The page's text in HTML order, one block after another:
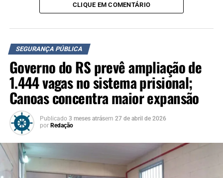
andaram acontecendo,
como roubos a pedestre e a
estabelecimentos
comerciais. E a Guarda
Municipal (GM) está hoje
aqui para reafirmar o nosso
compromisso com a
segurança e a comunidade”,
afirma o diretor da GM,
Tailor Moreira.
CLIQUE EM COMENTÁRIO
SEGURANÇA PÚBLICA
Governo do RS prevê ampliação de
1.444 vagas no sistema prisional;
Canoas concentra maior expansão
Publicado 3 meses atrásem 27 de abril de 2026
por Redação